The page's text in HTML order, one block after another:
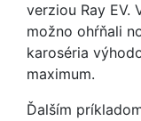
verziou Ray EV.
možno ohŕňali
karoséria
maximum.
Ďalším